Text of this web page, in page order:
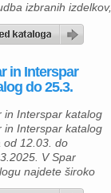
izbranih izdelkov,
se po odličnih
in Spar in Interspar
aromatične kave
(100 g), ki je zdaj
po izjemni ceni le
€ s SPAR plus
Dodajte kavi še
[…]
in Interspar
do 25.3.
in Interspar katalog
in Interspar katalog
od 12.03. do
V Spar
najdete široko
izdelkov, ki vas